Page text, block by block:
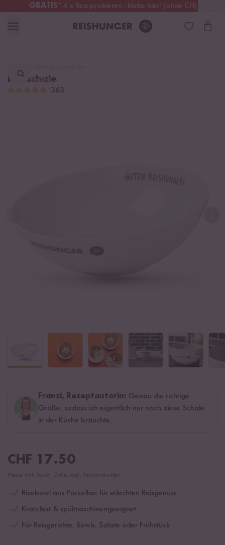
GRATIS* 4 x Reis probieren - klicke hier! (ohne CH)
Schweiz Alle Zölle & Steuern inklusive
finden ...
Reisschale
363
Franzi, Rezeptautorin: Genau die richtige
Größe, sodass ich eigentlich nur noch diese Schale
in der Küche bräuchte.
CHF 17.50
Ricebowl aus Porzellan für stilechten Reisgenuss
Kratzfest & spülmaschinengeeignet
Für Reisgerichte, Bowls, Salate oder Frühstück